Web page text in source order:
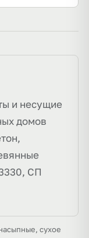
и несущие
домов
СП
сухое